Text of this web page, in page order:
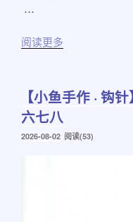
…
阅读更多
【小鱼手作 · 钩
六七八
发
2026-08-02 阅读(53)